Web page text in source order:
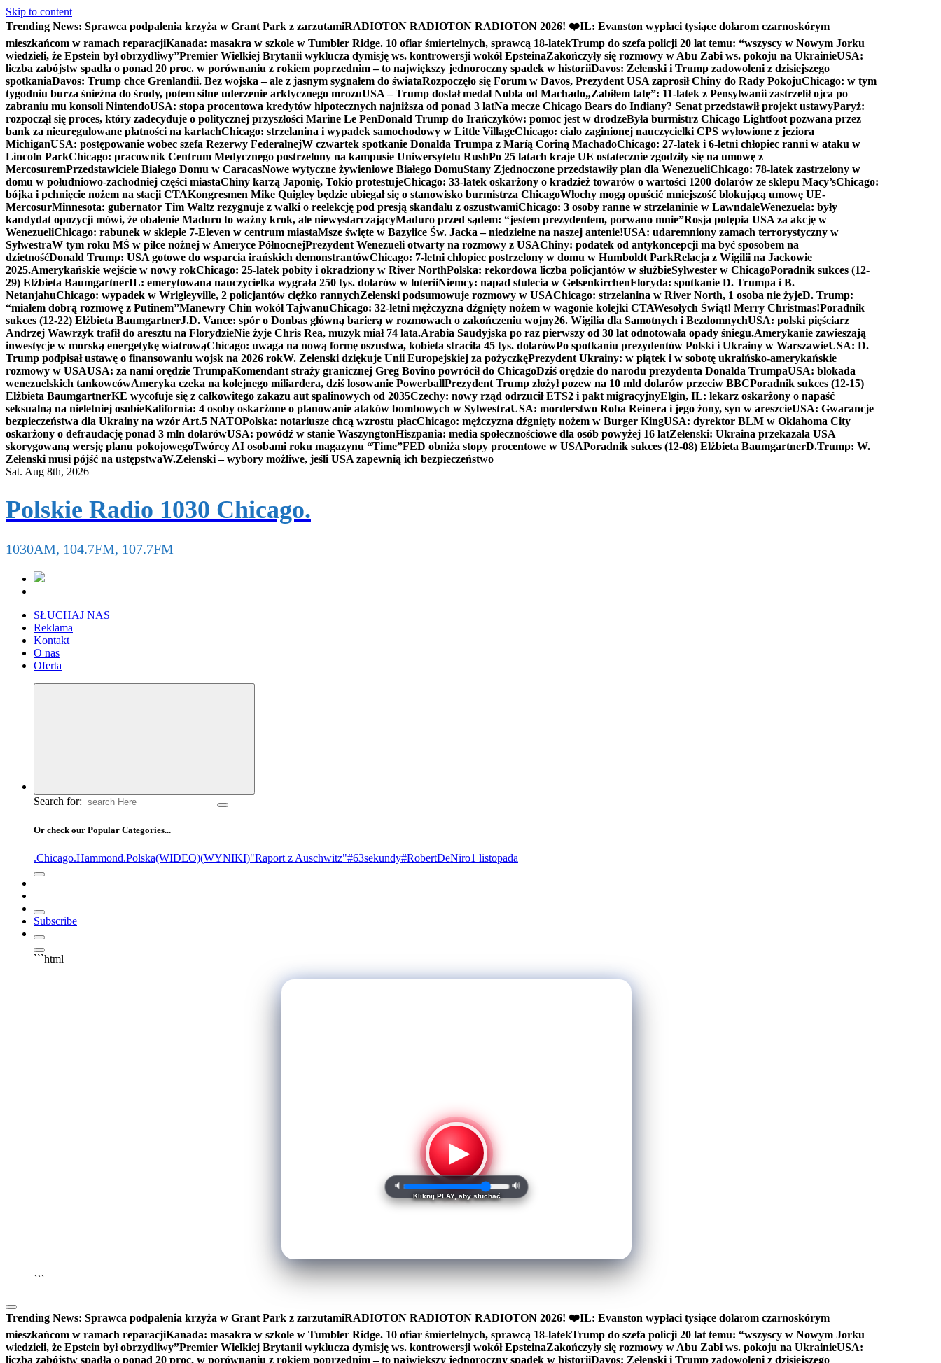
Skip to content
Trending News: Sprawca podpalenia krzyża w Grant Park z zarzutamiRADIOTON RADIOTON RADIOTON 2026! ❤️IL: Evanston wypłaci tysiące dolarom czarnoskórym
mieszkańcom w ramach reparacjiKanada: masakra w szkole w Tumbler Ridge. 10 ofiar śmiertelnych, sprawcą 18-latekTrump do szefa policji 20 lat temu: “wszyscy w Nowym Jorku
wiedzieli, że Epstein był obrzydliwy”Premier Wielkiej Brytanii wyklucza dymisję ws. kontrowersji wokół EpsteinaZakończyły się rozmowy w Abu Zabi ws. pokoju na UkrainieUSA:
liczba zabójstw spadła o ponad 20 proc. w porównaniu z rokiem poprzednim – to największy jednoroczny spadek w historiiDavos: Zełenski i Trump zadowoleni z dzisiejszego
spotkaniaDavos: Trump chce Grenlandii. Bez wojska – ale z jasnym sygnałem do świataRozpoczęło się Forum w Davos, Prezydent USA zaprosił Chiny do Rady PokojuChicago: w tym
tygodniu burza śnieżna do środy, potem silne uderzenie arktycznego mrozuUSA – Trump dostał medal Nobla od Machado„Zabiłem tatę”: 11-latek z Pensylwanii zastrzelił ojca po
zabraniu mu konsoli NintendoUSA: stopa procentowa kredytów hipotecznych najniższa od ponad 3 latNa mecze Chicago Bears do Indiany? Senat przedstawił projekt ustawyParyż:
rozpoczął się proces, który zadecyduje o politycznej przyszłości Marine Le PenDonald Trump do Irańczyków: pomoc jest w drodzeByła burmistrz Chicago Lightfoot pozwana przez
bank za nieuregulowane płatności na kartachChicago: strzelanina i wypadek samochodowy w Little VillageChicago: ciało zaginionej nauczycielki CPS wyłowione z jeziora
MichiganUSA: postępowanie wobec szefa Rezerwy FederalnejW czwartek spotkanie Donalda Trumpa z Maríą Coriną MachadoChicago: 27-latek i 6-letni chłopiec ranni w ataku w
Lincoln ParkChicago: pracownik Centrum Medycznego postrzelony na kampusie Uniwersytetu RushPo 25 latach kraje UE ostatecznie zgodziły się na umowę z
MercosuremPrzedstawiciele Białego Domu w CaracasNowe wytyczne żywieniowe Białego DomuStany Zjednoczone przedstawiły plan dla WenezueliChicago: 78-latek zastrzelony w
domu w południowo-zachodniej części miastaChiny karzą Japonię, Tokio protestujeChicago: 33-latek oskarżony o kradzież towarów o wartości 1200 dolarów ze sklepu Macy’sChicago:
bójka i pchnięcie nożem na stacji CTAKongresmen Mike Quigley będzie ubiegał się o stanowisko burmistrza ChicagoWłochy mogą opuścić mniejszość blokującą umowę UE-
MercosurMinnesota: gubernator Tim Waltz rezygnuje z walki o reelekcję pod presją skandalu z oszustwamiChicago: 3 osoby ranne w strzelaninie w LawndaleWenezuela: były
kandydat opozycji mówi, że obalenie Maduro to ważny krok, ale niewystarczającyMaduro przed sądem: “jestem prezydentem, porwano mnie”Rosja potępia USA za akcję w
WenezueliChicago: rabunek w sklepie 7-Eleven w centrum miastaMsze święte w Bazylice Św. Jacka – niedzielne na naszej antenie!USA: udaremniony zamach terrorystyczny w
SylwestraW tym roku MŚ w piłce nożnej w Ameryce PółnocnejPrezydent Wenezueli otwarty na rozmowy z USAChiny: podatek od antykoncepcji ma być sposobem na
dzietnośćDonald Trump: USA gotowe do wsparcia irańskich demonstrantówChicago: 7-letni chłopiec postrzelony w domu w Humboldt ParkRelacja z Wigilii na Jackowie
2025.Amerykańskie wejście w nowy rokChicago: 25-latek pobity i okradziony w River NorthPolska: rekordowa liczba policjantów w służbieSylwester w ChicagoPoradnik sukces (12-
29) Elżbieta BaumgartnerIL: emerytowana nauczycielka wygrała 250 tys. dolarów w loteriiNiemcy: napad stulecia w GelsenkirchenFloryda: spotkanie D. Trumpa i B.
NetanjahuChicago: wypadek w Wrigleyville, 2 policjantów ciężko rannychZełenski podsumowuje rozmowy w USAChicago: strzelanina w River North, 1 osoba nie żyjeD. Trump:
“miałem dobrą rozmowę z Putinem”Manewry Chin wokół TajwanuChicago: 32-letni mężczyzna dźgnięty nożem w wagonie kolejki CTAWesołych Świąt! Merry Christmas!Poradnik
sukces (12-22) Elżbieta BaumgartnerJ.D. Vance: spór o Donbas główną barierą w rozmowach o zakończeniu wojny26. Wigilia dla Samotnych i BezdomnychUSA: polski pięściarz
Andrzej Wawrzyk trafił do aresztu na FlorydzieNie żyje Chris Rea, muzyk miał 74 lata.Arabia Saudyjska po raz pierwszy od 30 lat odnotowała opady śniegu.Amerykanie zawieszają
inwestycje w morską energetykę wiatrowąChicago: uwaga na nową formę oszustwa, kobieta straciła 45 tys. dolarówPo spotkaniu prezydentów Polski i Ukrainy w WarszawieUSA: D.
Trump podpisał ustawę o finansowaniu wojsk na 2026 rokW. Zełenski dziękuje Unii Europejskiej za pożyczkęPrezydent Ukrainy: w piątek i w sobotę ukraińsko-amerykańskie
rozmowy w USAUSA: za nami orędzie TrumpaKomendant straży granicznej Greg Bovino powrócił do ChicagoDziś orędzie do narodu prezydenta Donalda TrumpaUSA: blokada
wenezuelskich tankowcówAmeryka czeka na kolejnego miliardera, dziś losowanie PowerballPrezydent Trump złożył pozew na 10 mld dolarów przeciw BBCPoradnik sukces (12-15)
Elżbieta BaumgartnerKE wycofuje się z całkowitego zakazu aut spalinowych od 2035Czechy: nowy rząd odrzucił ETS2 i pakt migracyjnyElgin, IL: lekarz oskarżony o napaść
seksualną na nieletniej osobieKalifornia: 4 osoby oskarżone o planowanie ataków bombowych w SylwestraUSA: morderstwo Roba Reinera i jego żony, syn w areszcieUSA: Gwarancje
bezpieczeństwa dla Ukrainy na wzór Art.5 NATOPolska: notariusze chcą wzrostu płacChicago: mężczyzna dźgnięty nożem w Burger KingUSA: dyrektor BLM w Oklahoma City
oskarżony o defraudację ponad 3 mln dolarówUSA: powódź w stanie WaszyngtonHiszpania: media społecznościowe dla osób powyżej 16 latZełenski: Ukraina przekazała USA
skorygowaną wersję planu pokojowegoTwórcy AI osobami roku magazynu “Time”FED obniża stopy procentowe w USAPoradnik sukces (12-08) Elżbieta BaumgartnerD.Trump: W.
Zełenski musi pójść na ustępstwaW.Zełenski – wybory możliwe, jeśli USA zapewnią ich bezpieczeństwo
Sat. Aug 8th, 2026
Polskie Radio 1030 Chicago.
1030AM, 104.7FM, 107.7FM
SŁUCHAJ NAS
Reklama
Kontakt
O nas
Oferta
Search for:
Or check our Popular Categories...
.Chicago.Hammond.Polska(WIDEO)(WYNIKI)"Raport z Auschwitz"#63sekundy#RobertDeNiro1 listopada
Subscribe
```html
▶
🔈 🔊
Kliknij PLAY, aby słuchać
```
Trending News: Sprawca podpalenia krzyża w Grant Park z zarzutamiRADIOTON RADIOTON RADIOTON 2026! ❤️IL: Evanston wypłaci tysiące dolarom czarnoskórym
mieszkańcom w ramach reparacjiKanada: masakra w szkole w Tumbler Ridge. 10 ofiar śmiertelnych, sprawcą 18-latekTrump do szefa policji 20 lat temu: “wszyscy w Nowym Jorku
wiedzieli, że Epstein był obrzydliwy”Premier Wielkiej Brytanii wyklucza dymisję ws. kontrowersji wokół EpsteinaZakończyły się rozmowy w Abu Zabi ws. pokoju na UkrainieUSA:
liczba zabójstw spadła o ponad 20 proc. w porównaniu z rokiem poprzednim – to największy jednoroczny spadek w historiiDavos: Zełenski i Trump zadowoleni z dzisiejszego